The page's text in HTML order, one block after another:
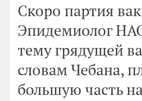
Скоро партия
Эпидемиолог
тему грядущей
словам Чебана,
большую часть